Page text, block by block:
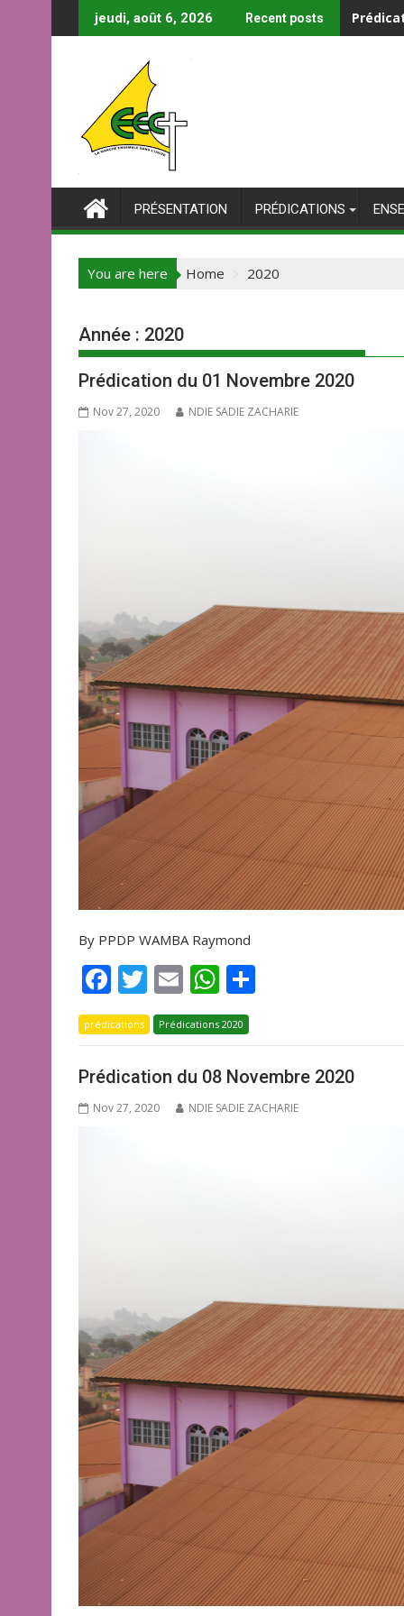
to
jeudi, août 6, 2026 Recent posts
PRÉSENTATION PRÉDICATIONS
You are here Home 2020
Année : 2020
Prédication du 01 Novembre 2020
Nov 27, 2020 NDIE SADIE ZACHARIE
By PPDP WAMBA Raymond
F
ac
e
b
o
o
T
w
itt
er
E
m
ai
l
W
h
at
s
A
p
ta
g
er
prédications Prédications 2020
Prédication du 08 Novembre 2020
Nov 27, 2020 NDIE SADIE ZACHARIE